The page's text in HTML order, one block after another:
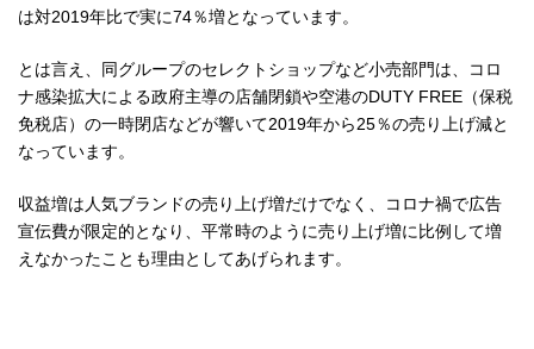
は対2019年比で実に74％増となっています。
とは言え、同グループのセレクトショップなど小売部門は、コロ
ナ感染拡大による政府主導の店舗閉鎖や空港のDUTY FREE（保税
免税店）の一時閉店などが響いて2019年から25％の売り上げ減と
なっています。
収益増は人気ブランドの売り上げ増だけでなく、コロナ禍で広告
宣伝費が限定的となり、平常時のように売り上げ増に比例して増
えなかったことも理由としてあげられます。